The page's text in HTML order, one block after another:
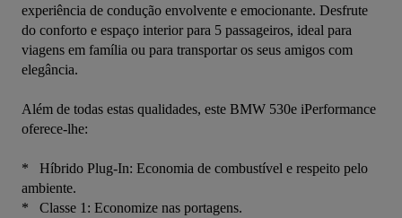
experiência de condução envolvente e emocionante. Desfrute
do conforto e espaço interior para 5 passageiros, ideal para
viagens em família ou para transportar os seus amigos com
elegância.
Além de todas estas qualidades, este BMW 530e iPerformance
oferece-lhe:
*   Híbrido Plug-In: Economia de combustível e respeito pelo
ambiente.
*   Classe 1: Economize nas portagens.